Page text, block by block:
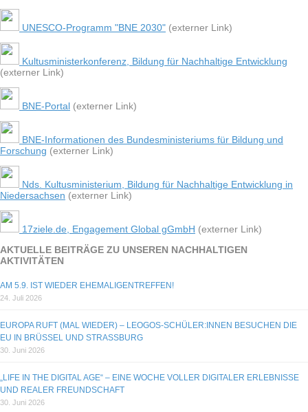
UNESCO-Programm "BNE 2030" (externer Link)
Kultusministerkonferenz, Bildung für Nachhaltige Entwicklung
(externer Link)
BNE-Portal (externer Link)
BNE-Informationen des Bundesministeriums für Bildung und
Forschung (externer Link)
Nds. Kultusministerium, Bildung für Nachhaltige Entwicklung in
Niedersachsen (externer Link)
17ziele.de, Engagement Global gGmbH (externer Link)
AKTU­ELLE BEI­TRÄGE ZU UNSE­REN NACH­HAL­TI­GEN
AKTIVITÄTEN
AM 5.9. IST WIEDER EHEMALIGENTREFFEN!
24. Juli 2026
EUROPA RUFT (MAL WIE­DER) – LEOGOS-SCHÜLER:INNEN BESU­CHEN DIE
EU IN BRÜS­SEL UND STRASSBURG
30. Juni 2026
„LIFE IN THE DIGI­TAL AGE“ – EINE WOCHE VOL­LER DIGI­TA­LER ERLEB­NISSE
UND REA­LER FREUNDSCHAFT
30. Juni 2026